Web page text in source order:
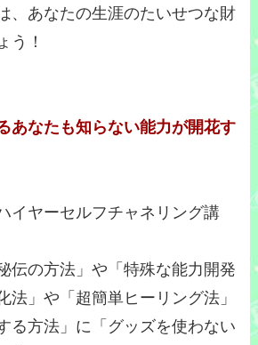
、あなたの生涯のたいせつな財
う！
あなたも知らない能力が開花す
イヤーセルフチャネリング講
伝の方法」や「特殊な能力開発
法」や「超簡単ヒーリング法」
る方法」に「グッズを使わない